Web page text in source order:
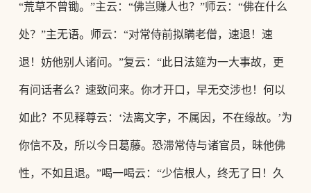
“荒草不曾锄。”主云：“佛岂赚人也？”师云：“佛在什么
处？”主无语。师云：“对常侍前拟瞒老僧，速退！速
退！妨他别人诸问。 ”复云：“此日法筵为一大事故，更
有问话者么？速致问来。你才开口，早无交涉也！何以
如此？不见释尊云：‘法离文字，不属因，不在缘故。’为
你信不及，所以今日葛藤。恐滞常侍与诸官员，昧他佛
性，不如且退。”喝一喝云：“少信根人，终无了日！久